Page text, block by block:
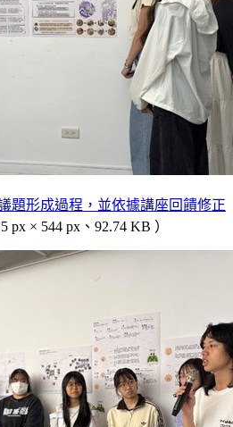
題形成過程，並依據講座回饋修正
px × 544 px、92.74 KB ）